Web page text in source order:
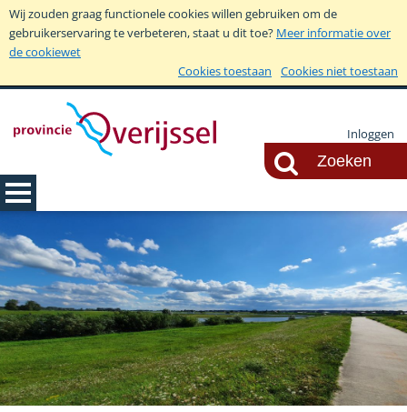
Wij zouden graag functionele cookies willen gebruiken om de
gebruikerservaring te verbeteren, staat u dit toe? Meer informatie over
de cookiewet
Cookies toestaan
Cookies niet toestaan
Inloggen